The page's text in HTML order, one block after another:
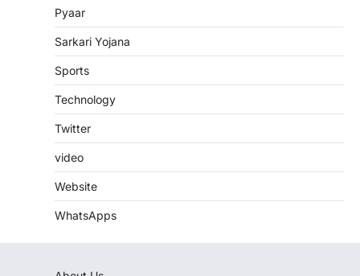
Pyaar
Sarkari Yojana
Sports
Technology
Twitter
video
Website
WhatsApps